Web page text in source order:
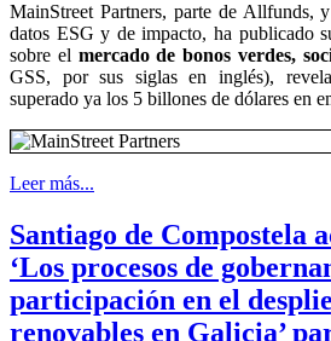
MainStreet Partners, parte de Allfunds,
datos ESG y de impacto, ha publicado
sobre el mercado de bonos verdes,
GSS, por sus siglas en inglés),
superado ya los 5 billones de dólares en
Leer más...
Santiago de Compostela
‘Los procesos de
participación en el
renovables en Galicia’